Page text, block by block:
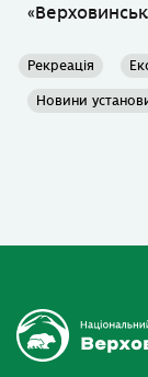
Рекреація
Новини